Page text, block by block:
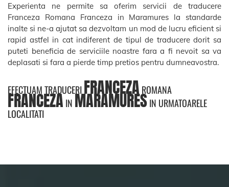
Experienta ne permite sa oferim servicii de traducere
Franceza Romana Franceza in Maramures la standarde
inalte si ne-a ajutat sa dezvoltam un mod de lucru eficient si
rapid astfel in cat indiferent de tipul de traducere dorit sa
puteti beneficia de serviciile noastre fara a fi nevoit sa va
deplasati si fara a pierde timp pretios pentru dumneavostra.
EFECTUAM TRADUCERIFRANCEZAROMANA
FRANCEZAINMARAMURESIN URMATOARELE
LOCALITATI